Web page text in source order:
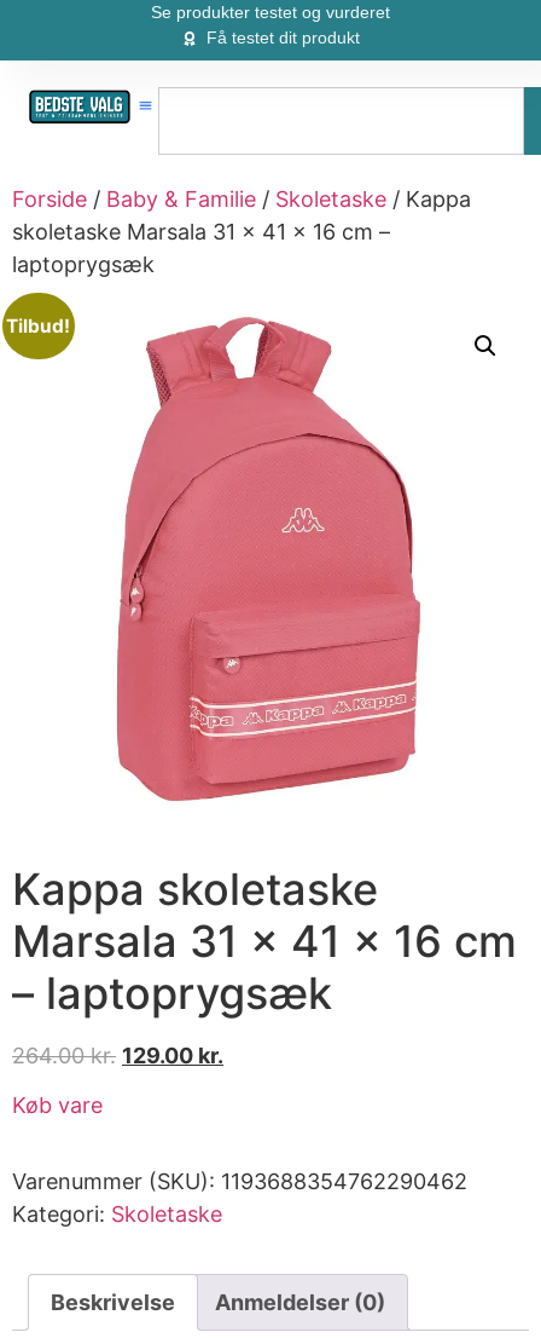
Se produkter testet og vurderet
Få testet dit produkt
Forside / Baby & Familie / Skoletaske / Kappa
skoletaske Marsala 31 × 41 × 16 cm –
laptoprygsæk
Tilbud!
Kappa skoletaske
Marsala 31 × 41 × 16 cm
– laptoprygsæk
264.00kr. 129.00 kr.
Køb vare
Varenummer (SKU): 1193688354762290462
Kategori: Skoletaske
Beskrivelse Anmeldelser (0)